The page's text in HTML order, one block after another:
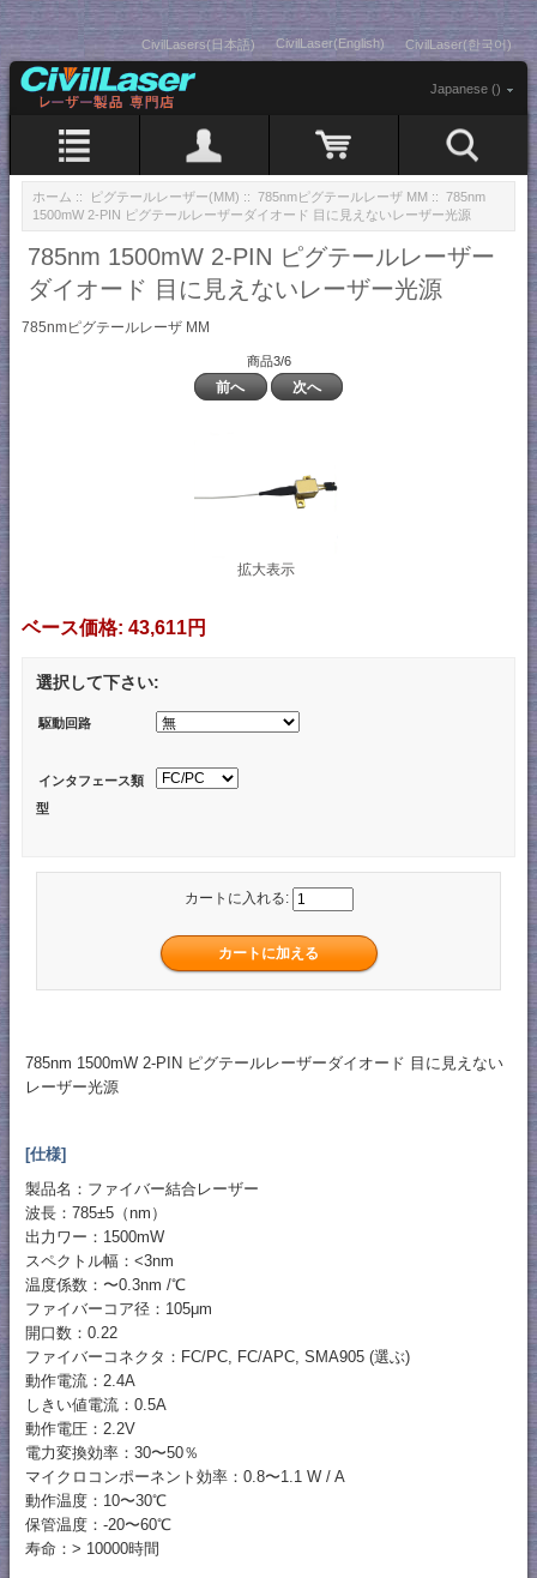
CivilLasers(日本語) CivilLaser(English) CivilLaser(한국어)
Japanese ()
ホーム :: ピグテールレーザー(MM) :: 785nmピグテールレーザ MM :: 785nm
1500mW 2-PIN ピグテールレーザーダイオード 目に見えないレーザー光源
785nm 1500mW 2-PIN ピグテールレーザー
ダイオード 目に見えないレーザー光源
785nmピグテールレーザ MM
商品3/6
前へ 次へ
拡大表示
ベース価格: 43,611円
選択して下さい:
駆動回路
インタフェース類
型
カートに入れる:
785nm 1500mW 2-PIN ピグテールレーザーダイオード 目に見えない
レーザー光源
[仕様]
製品名：ファイバー結合レーザー
波長：785±5（nm）
出力ワー：1500mW
スペクトル幅：<3nm
温度係数：〜0.3nm /℃
ファイバーコア径：105μm
開口数：0.22
ファイバーコネクタ：FC/PC, FC/APC, SMA905 (選ぶ)
動作電流：2.4A
しきい値電流：0.5A
動作電圧：2.2V
電力変換効率：30〜50％
マイクロコンポーネント効率：0.8〜1.1 W / A
動作温度：10〜30℃
保管温度：-20〜60℃
寿命：> 10000時間